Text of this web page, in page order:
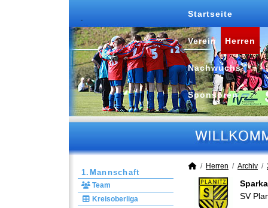
Startseite
Verein Herren
Nachwuchs
Sponsoren
1.Mannschaft
Team
Kreisoberliga
Herren Archiv
SV